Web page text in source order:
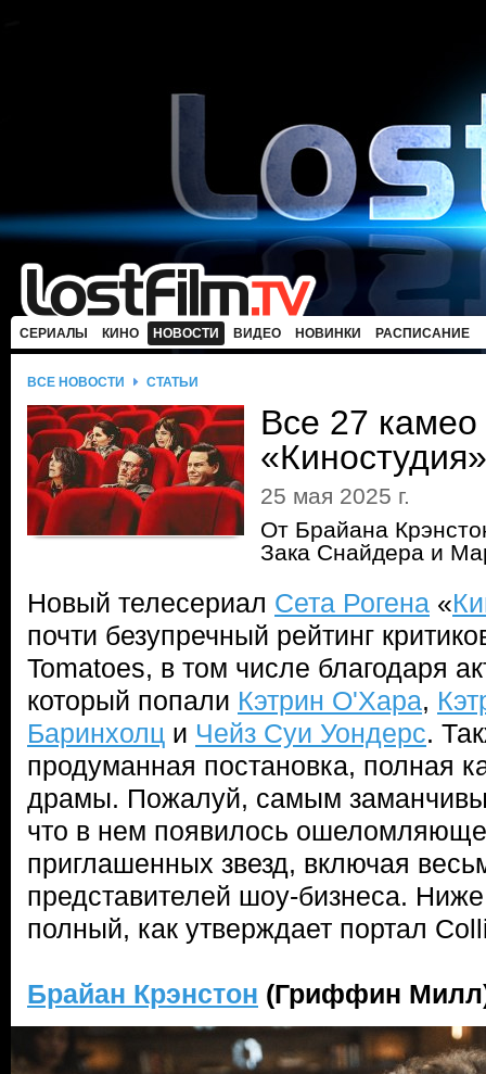
СЕРИАЛЫ КИНО НОВОСТИ ВИДЕО НОВИНКИ РАСПИСАНИЕ
ВСЕ НОВОСТИ СТАТЬИ
Все 27
«Киностудия»
25 мая 2025 г.
От Брайана
Зака Снайдера и
Новый телесериал Сета Рогена «
почти безупречный рейтинг
Tomatoes, в том числе благодаря
который попали Кэтрин О'Хара,
Баринхолц и Чейз Суи Уондерс.
продуманная постановка, полная
драмы. Пожалуй, самым
что в нем появилось
приглашенных звезд, включая
представителей шоу-бизнеса.
полный, как утверждает портал
Брайан Крэнстон (Гриффин